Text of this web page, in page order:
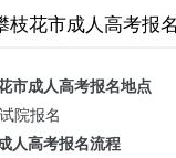
枝花市成人高考报
成人高考报名地点
院报名
高考报名流程